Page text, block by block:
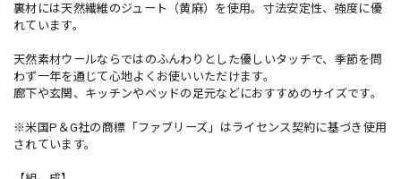
裏材には天然繊維のジュート（黄麻）を使用。寸法安定性、強度に優
れています。
天然素材ウールならではのふんわりとした優しいタッチで、季節を問
わず一年を通じて心地よくお使いいただけます。
廊下や玄関、キッチンやベッドの足元などにおすすめのサイズです。
※米国P＆G社の商標「ファブリーズ」はライセンス契約に基づき使用
されています。